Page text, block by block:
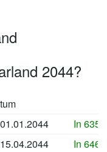
2044?
In
In